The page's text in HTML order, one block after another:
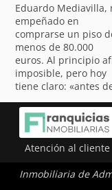
Eduardo Mediavilla,
empeñado en
comprarse un piso
menos de 80.000
euros. Al principio
imposible, pero hoy
tiene claro: «antes
Atención al cliente
Inmobiliaria de